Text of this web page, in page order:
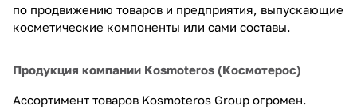
по продвижению товаров и предприятия, выпускающие
косметические компоненты или сами составы.
Продукция компании Kosmoteros (Космотерос)
Ассортимент товаров Kosmoteros Group огромен.